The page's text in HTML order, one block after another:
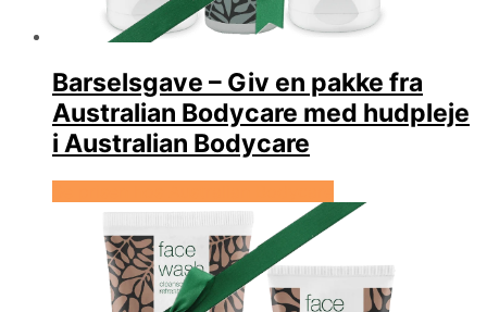
Barselsgave – Giv en pakke fra
Australian Bodycare med hudpleje
i Australian Bodycare